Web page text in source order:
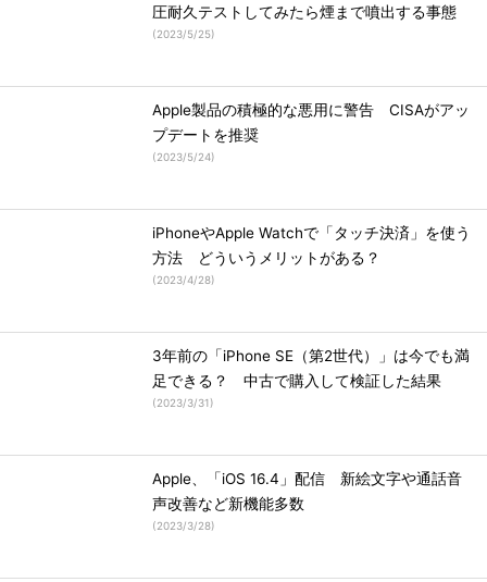
圧耐久テストしてみたら煙まで噴出する事態
(2023/5/25)
Apple製品の積極的な悪用に警告 CISAがアッ
プデートを推奨
(2023/5/24)
iPhoneやApple Watchで「タッチ決済」を使う
方法 どういうメリットがある？
(2023/4/28)
3年前の「iPhone SE（第2世代）」は今でも満
足できる？ 中古で購入して検証した結果
(2023/3/31)
Apple、「iOS 16.4」配信 新絵文字や通話音
声改善など新機能多数
(2023/3/28)